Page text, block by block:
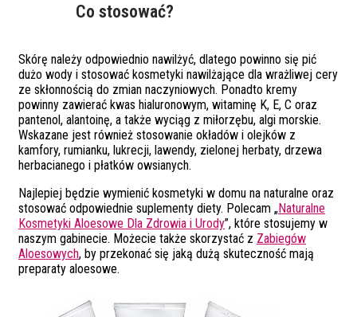
Co stosować?
Skórę należy odpowiednio nawilżyć, dlatego powinno się pić
dużo wody i stosować kosmetyki nawilżające dla wrażliwej cery
ze skłonnością do zmian naczyniowych. Ponadto kremy
powinny zawierać kwas hialuronowym, witaminę K, E, C oraz
pantenol, alantoinę, a także wyciąg z miłorzębu, algi morskie.
Wskazane jest również stosowanie okładów i olejków z
kamfory, rumianku, lukrecji, lawendy, zielonej herbaty, drzewa
herbacianego i płatków owsianych.
Najlepiej będzie wymienić kosmetyki w domu na naturalne oraz
stosować odpowiednie suplementy diety. Polecam „Naturalne
Kosmetyki Aloesowe Dla Zdrowia i Urody”, które stosujemy w
naszym gabinecie. Możecie także skorzystać z Zabiegów
Aloesowych, by przekonać się jaką dużą skuteczność mają
preparaty aloesowe.